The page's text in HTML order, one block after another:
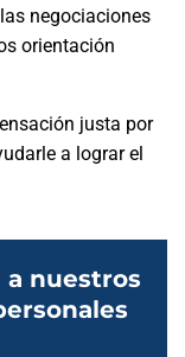
negociaciones
orientación
justa por
a lograr el
a nuestros